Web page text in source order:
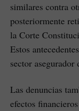
similares contra
posteriormente
la Corte
Estos
sector
Las denuncias
efectos